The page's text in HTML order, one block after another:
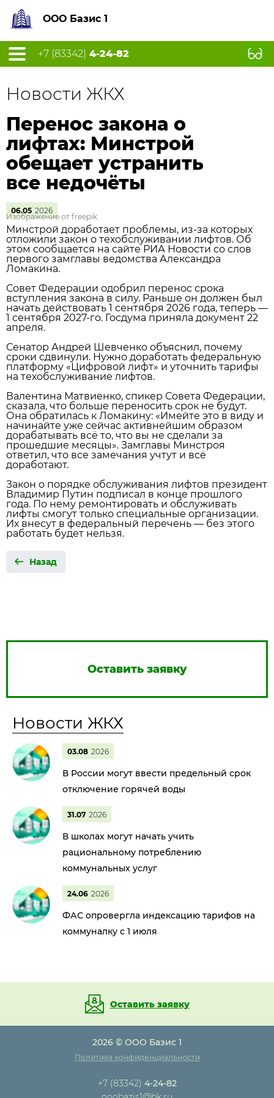
ООО Базис 1
+7 (83342) 4-24-82
Новости ЖКХ
Перенос закона о
лифтах: Минстрой
обещает устранить
все недочёты
06.05 2026
Изображение от freepik
Минстрой доработает проблемы, из‑за которых
отложили закон о техобслуживании лифтов. Об
этом сообщается на сайте РИА Новости со слов
первого замглавы ведомства Александра
Ломакина.
Совет Федерации одобрил перенос срока
вступления закона в силу. Раньше он должен был
начать действовать 1 сентября 2026 года, теперь —
1 сентября 2027‑го. Госдума приняла документ 22
апреля.
Сенатор Андрей Шевченко объяснил, почему
сроки сдвинули. Нужно доработать федеральную
платформу «Цифровой лифт» и уточнить тарифы
на техобслуживание лифтов.
Валентина Матвиенко, спикер Совета Федерации,
сказала, что больше переносить срок не будут.
Она обратилась к Ломакину: «Имейте это в виду и
начинайте уже сейчас активнейшим образом
дорабатывать всё то, что вы не сделали за
прошедшие месяцы». Замглавы Минстроя
ответил, что все замечания учтут и всё
доработают.
Закон о порядке обслуживания лифтов президент
Владимир Путин подписал в конце прошлого
года. По нему ремонтировать и обслуживать
лифты смогут только специальные организации.
Их внесут в федеральный перечень — без этого
работать будет нельзя.
Назад
Оставить заявку
Новости ЖКХ
03.08 2026
В России могут ввести предельный срок
отключение горячей воды
31.07 2026
В школах могут начать учить
рациональному потреблению
коммунальных услуг
24.06 2026
ФАС опровергла индексацию тарифов на
коммуналку с 1 июля
Оставить заявку
2026 © ООО Базис 1
Политика конфиденциальности
+7 (83342) 4-24-82